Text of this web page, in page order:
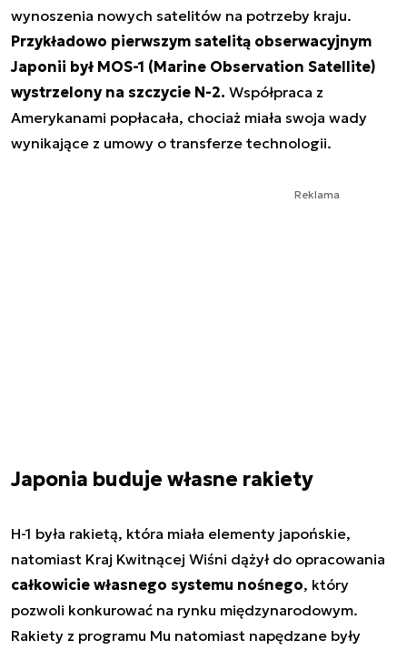
wynoszenia nowych satelitów na potrzeby kraju.
Przykładowo pierwszym satelitą obserwacyjnym
Japonii był MOS-1 (Marine Observation Satellite)
wystrzelony na szczycie N-2. Współpraca z
Amerykanami popłacała, chociaż miała swoja wady
wynikające z umowy o transferze technologii.
Reklama
Japonia buduje własne rakiety
H-1 była rakietą, która miała elementy japońskie,
natomiast Kraj Kwitnącej Wiśni dążył do opracowania
całkowicie własnego systemu nośnego, który
pozwoli konkurować na rynku międzynarodowym.
Rakiety z programu Mu natomiast napędzane były